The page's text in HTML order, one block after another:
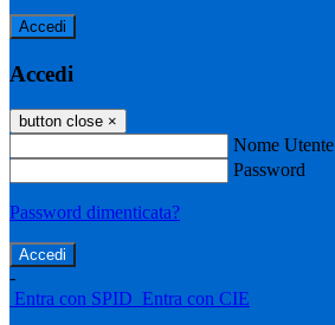
Accedi
Accedi
button close ×
Nome Utente
Password
Password dimenticata?
-
Entra con SPID Entra con CIE